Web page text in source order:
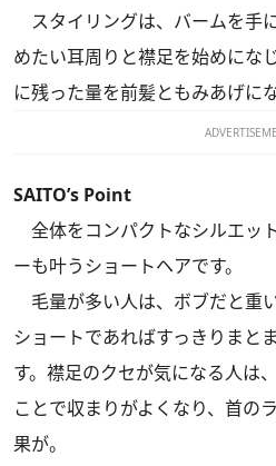
スタイリングは、バームを手
めたい耳周りと襟足を始めにな
に残った量を前髪ともみあげに
SAITO’s Point
全体をコンパクトなシルエッ
ーも叶うショートヘアです。
毛量が多い人は、ボブだと重
ショートであればすっきりまと
す。襟足のクセが気になる人は
ことで収まりがよくなり、首の
果が。